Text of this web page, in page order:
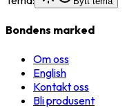
Bondens marked
Om oss
English
Kontakt oss
Bli produsent